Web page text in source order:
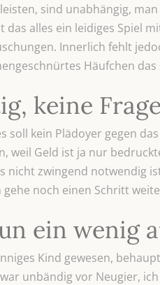
sind unabhängig,
alles ein leidiges Spiel
Innerlich fehlt
Häufchen
keine
soll kein Plädoyer gegen
weil Geld ist ja nur
nicht zwingend notwendig
noch einen Schritt
ein wenig
Kind gewesen,
unbändig vor Neugier,